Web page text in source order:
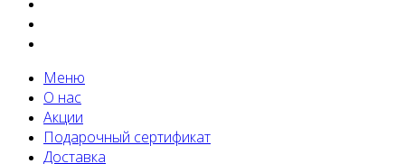
Меню
О нас
Акции
Подарочный сертификат
Доставка